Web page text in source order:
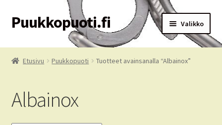
Siirry
navigointiin
Siirry
sisältöön
Puukkopuoti.fi Valikko
Etusivu
Ostoskori
Etusivu Puukkopuoti Tuotteet avainsanalla “Albainox”
Albainox